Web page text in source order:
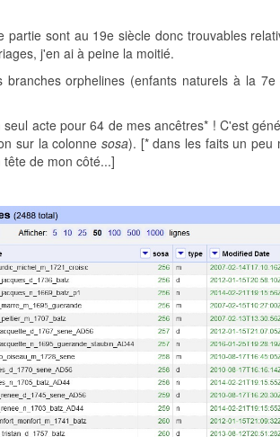
sont au 19e siècle donc trouvables
j'en ai à peine la moitié.
orphelines (enfants naturels à la
acte pour 64 de mes ancêtres* ! C'est
sur la colonne sosa). [* dans les faits un peu
de mon côté...]